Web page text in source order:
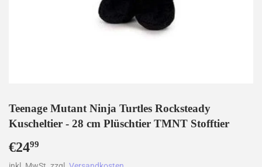
Teenage Mutant Ninja Turtles Rocksteady
Kuscheltier - 28 cm Plüschtier TMNT Stofftier
€2499